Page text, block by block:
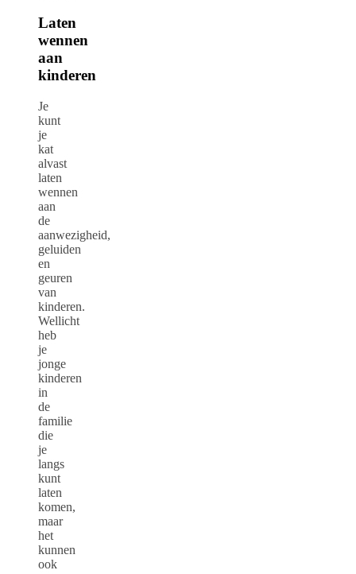
Laten
wennen
aan
kinderen
Je
kunt
je
kat
alvast
laten
wennen
aan
de
aanwezigheid,
geluiden
en
geuren
van
kinderen.
Wellicht
heb
je
jonge
kinderen
in
de
familie
die
je
langs
kunt
laten
komen,
maar
het
kunnen
ook